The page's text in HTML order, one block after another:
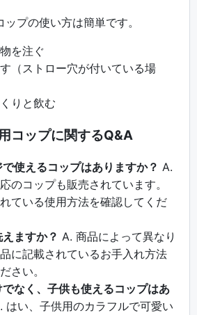
プの使い方は簡単です。
を注ぐ
（ストロー穴が付いている場
りと飲む
コップに関するQ&A
使えるコップはありますか？ A.
のコップも販売されています。
ている使用方法を確認してくだ
ますか？ A. 商品によって異なり
に記載されているお手入れ方法
さい。
なく、子供も使えるコップはあ
はい、子供用のカラフルで可愛い